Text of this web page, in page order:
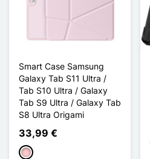
Smart Case Samsung
Galaxy Tab S11 Ultra /
Tab S10 Ultra / Galaxy
Tab S9 Ultra / Galaxy Tab
S8 Ultra Origami
33,99 €
Rosa